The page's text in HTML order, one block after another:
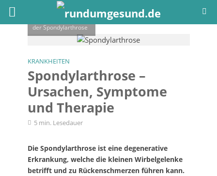
Kreuzschmerzen sind
der Spondylarthrose
KRANKHEITEN
Spondylarthrose –
Ursachen, Symptome
und Therapie
5 min. Lesedauer
Die Spondylarthrose ist eine degenerative
Erkrankung, welche die kleinen Wirbelgelenke
betrifft und zu Rückenschmerzen führen kann.